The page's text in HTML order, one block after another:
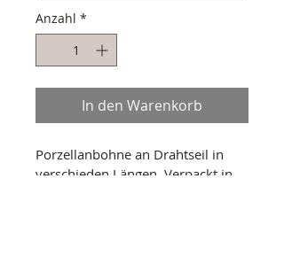
Anzahl *
In den Warenkorb
Porzellanbohne an Drahtseil in
verschieden Längen. Verpackt in